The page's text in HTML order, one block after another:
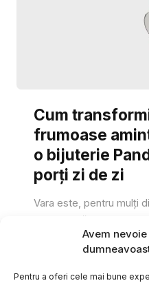
Avem
Pentru a oferi cele mai bune
Cum
frumoase
o bijuterie
porți zi de zi
Vara este, pentru mulți
se întâmplă cele mai
vacanțe pe care le
Cristiana Todiresei